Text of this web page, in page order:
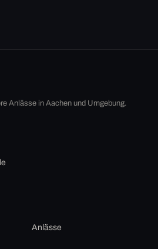
Anlässe in Aachen und Umgebung.
Anlässe